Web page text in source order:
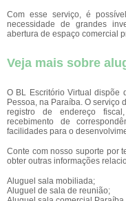
Com esse serviço, é
necessidade de grandes
abertura de espaço comercial
Veja mais sobre
O BL Escritório Virtual dispõe
Pessoa, na Paraíba. O serviço
registro de endereço
recebimento de
facilidades para o
Conte com nosso suporte por
obter outras informações
Aluguel sala mobiliada;
Aluguel de sala de reunião;